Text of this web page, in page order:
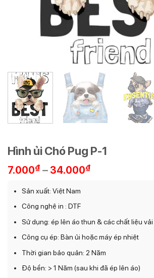
Hình ủi Chó Pug P-1
7.000₫ – 34.000₫
34.000₫
Sản xuất: Việt Nam
Công nghệ in : DTF
Sử dụng: ép lên áo thun & các chất liệu vải
Công cụ ép: Bàn ủi hoặc máy ép nhiệt
Thời gian bảo quản: 2 Năm
Độ bền: > 1 Năm (sau khi đã ép lên áo)